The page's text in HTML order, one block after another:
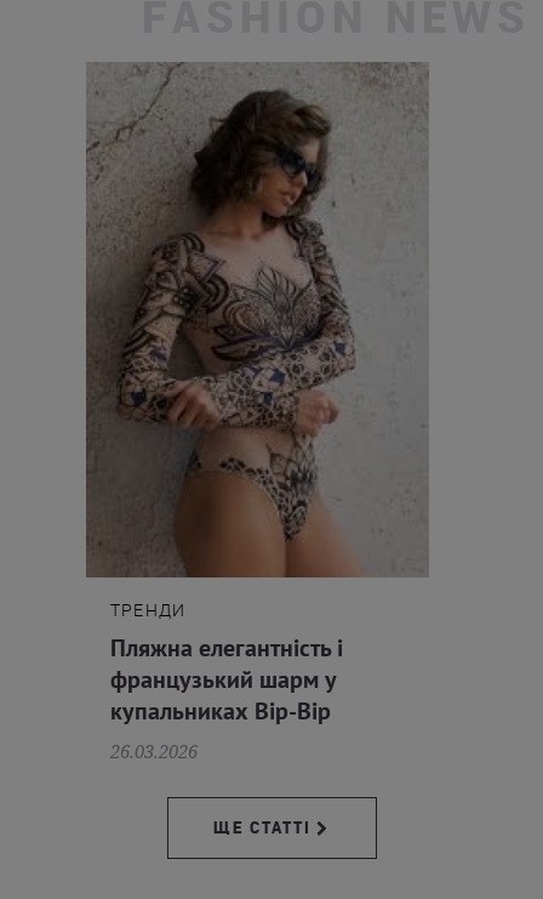
ТРЕНДИ
Пляжна елегантність і
французький шарм у
купальниках Bip-Bip
26.03.2026
ЩЕ СТАТТІ